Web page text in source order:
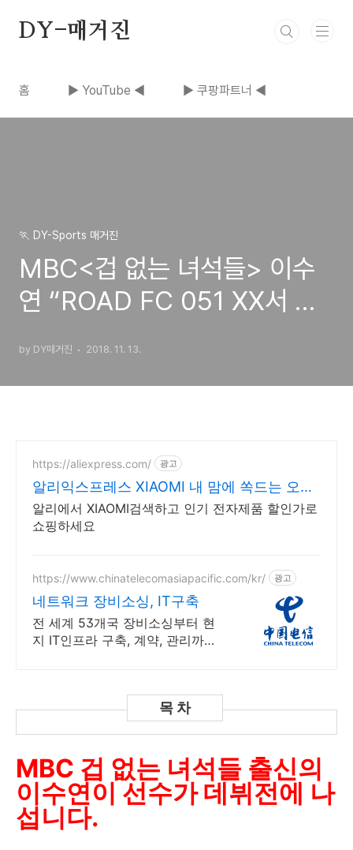
DY-매거진
홈 ▶ YouTube ◀ ▶ 쿠팡파트너 ◀
🏃 DY-Sports 매거진
MBC<겁 없는 녀석들> 이수
연 “ROAD FC 051 XX서 외
by DY매거진 2018. 11. 13.
https://aliexpress.com/ 광고
알리익스프레스 XIAOMI 내 맘에 쏙드는 오늘
의 특가
알리에서 XIAOMI검색하고 인기 전자제품 할인가로
쇼핑하세요
https://www.chinatelecomasiapacific.com/kr/ 광고
네트워크 장비소싱, IT구축
전 세계 53개국 장비소싱부터 현
지 IT인프라 구축, 계약, 관리까지
MBC 겁 없는 녀석들 출신의
이수연이 선수가 데뷔전에 나
섭니다.